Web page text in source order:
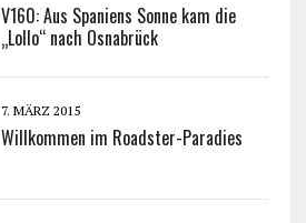
V160: Aus Spaniens Sonne kam die
„Lollo“ nach Osnabrück
7. MÄRZ 2015
Willkommen im Roadster-Paradies